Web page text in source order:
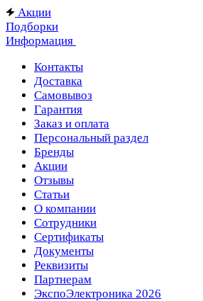
Акции
Подборки
Информация
Контакты
Доставка
Самовывоз
Гарантия
Заказ и оплата
Персональный раздел
Бренды
Акции
Отзывы
Статьи
О компании
Сотрудники
Сертификаты
Документы
Реквизиты
Партнерам
ЭкспоЭлектроника 2026